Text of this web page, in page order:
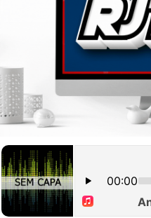
JORNAIS DO BRASIL
PODCAST/NOTÍCIAS
AS NOTÍCIAS DO DIA
CANAL 3CLIMAS
ACONTECEU...VIROU
BLOGS & COLUNAS
AGÊNCIA DE NOTÍCIAS
CNN BRASIL